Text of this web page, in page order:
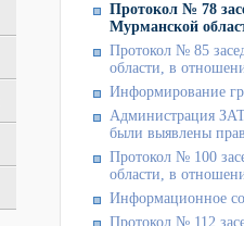
Протокол № 78
Мурманской
Протокол № 85
области, в
Информирование
Администрация
были выявлены
Протокол № 100
области, в
Информационное
Протокол № 112